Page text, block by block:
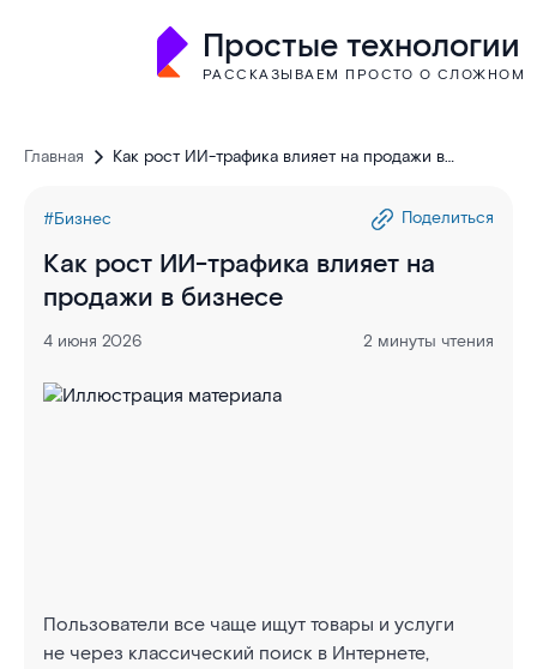
Простые технологии
РАССКАЗЫВАЕМ ПРОСТО О СЛОЖНОМ
Главная
Как рост ИИ-трафика влияет на продажи в
#Бизнес
Поделиться
Как рост ИИ-трафика влияет на
продажи в бизнесе
4 июня 2026 2 минуты чтения
Пользователи все чаще ищут товары и услуги
не через классический поиск в Интернете,